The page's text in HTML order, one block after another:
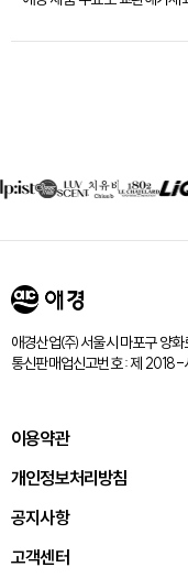
제휴회사
리스트
애경산업㈜ 서울시 마포구 양
통신판매업신고번호 : 제
이용약관
개인정보처리방침
공지사항
고객센터